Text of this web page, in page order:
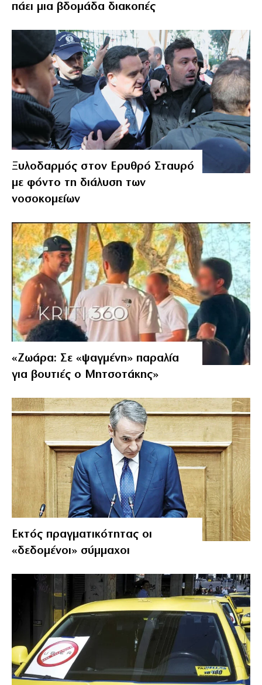
πάει μια βδομάδα διακοπές
Ξυλοδαρμός στον Ερυθρό Σταυρό
με φόντο τη διάλυση των
νοσοκομείων
«Ζωάρα: Σε «ψαγμένη» παραλία
για βουτιές ο Μητσοτάκης»
Εκτός πραγματικότητας οι
«δεδομένοι» σύμμαχοι